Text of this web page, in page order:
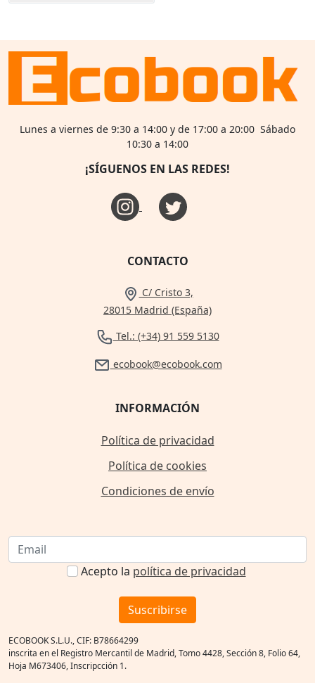
Lunes a viernes de 9:30 a 14:00 y de 17:00 a 20:00 Sábado
10:30 a 14:00
¡SÍGUENOS EN LAS REDES!
CONTACTO
C/ Cristo 3,
28015 Madrid (España)
Tel.: (+34) 91 559 5130
ecobook@ecobook.com
INFORMACIÓN
Política de privacidad
Política de cookies
Condiciones de envío
Acepto la política de privacidad
Suscribirse
ECOBOOK S.L.U., CIF: B78664299
inscrita en el Registro Mercantil de Madrid, Tomo 4428, Sección 8, Folio 64,
Hoja M673406, Inscripcción 1.